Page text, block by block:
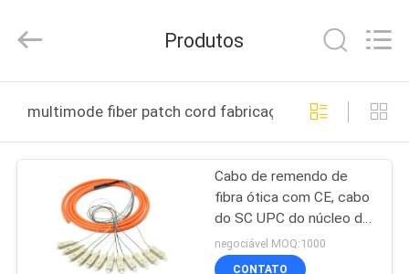
PRODUTOS
SOBRE
Communication
Tech.
All
Produtos
multimode fiber patch cord fabricação online
Cabo de remendo de
fibra ótica com CE, cabo
do SC UPC do núcleo da
laranja 12 de remendo da
fibra multimodo
negociável MOQ:1000
CONTATO